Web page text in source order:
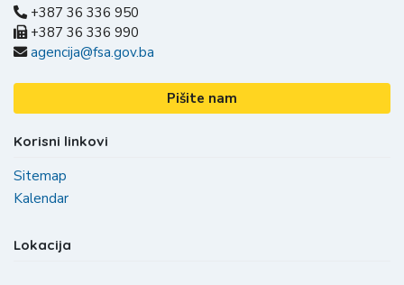
+387 36 336 950
+387 36 336 990
agencija@fsa.gov.ba
Pišite nam
Korisni linkovi
Sitemap
Kalendar
Lokacija